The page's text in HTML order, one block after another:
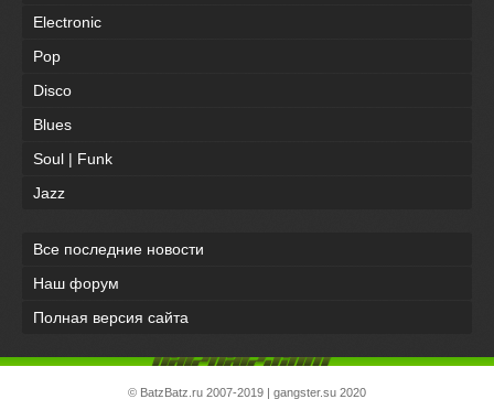
Electronic
Pop
Disco
Blues
Soul | Funk
Jazz
Все последние новости
Наш форум
Полная версия сайта
© BatzBatz.ru 2007-2019 | gangster.su 2020